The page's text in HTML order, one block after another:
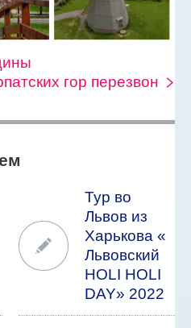
гор перезвон
Тур во
Львов из
Харькова «
Львовский
HOLI HOLI
DAY» 2022